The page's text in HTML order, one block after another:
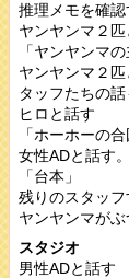
推理メモを確認
ヤンヤンマ２匹
「ヤンヤンマの
ヤンヤンマ２
タッフたちの話
ヒロと話す
「ホーホーの合
女性ADと話す。
「台本」
残りのスタッフ
ヤンヤンマが
スタジオ
男性ADと話す